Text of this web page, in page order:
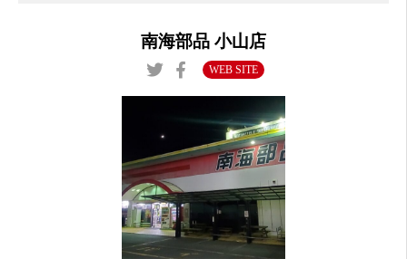
南海部品 小山店
WEB SITE